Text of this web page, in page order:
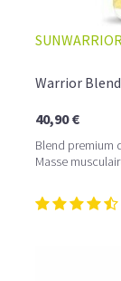
Warrior
40,90 €
Blend premium
Masse